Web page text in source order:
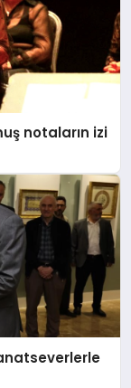
notaların izi